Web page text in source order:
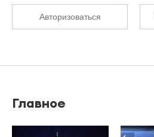
Авторизоваться
Главное